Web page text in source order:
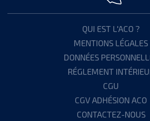
QUI EST L'ACO ?
MENTIONS LÉGALES
DONNÉES
RÉGLEMENT
CGU
CGV ADHÉSION ACO
CONTACTEZ-NOUS